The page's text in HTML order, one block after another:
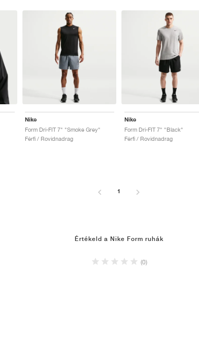
Nike
Form Dri-FIT 7" "Smoke Grey"
Férfi / Rovidnadrag
Nike
Form Dri-FIT 7" "Black"
Férfi / Rovidnadrag
1
Értékeld a Nike Form ruhák
(0)